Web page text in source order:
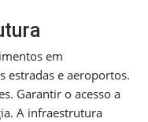
em
estradas e aeroportos.
Garantir o acesso a
A infraestrutura